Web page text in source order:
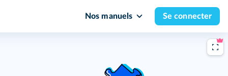
Nos manuels Se connecter